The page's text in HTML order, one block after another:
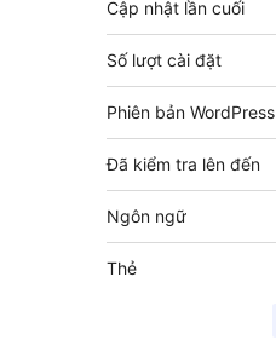
Cập nhật lần cuối
Số lượt cài đặt
Phiên bản WordPress
Đã kiểm tra lên đến
Ngôn ngữ
Thẻ